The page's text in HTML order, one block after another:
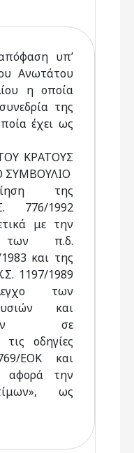
υπ’
Ανωτάτου
η οποία
της
έχει ως
ΚΡΑΤΟΥΣ
της
776/1992
με την
των π.δ.
και της
1197/1989
των
και
σε
οδηγίες
ΕΟΚ και
αφορά την
ως